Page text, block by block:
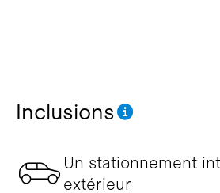
Inclusions
Un stationnement
extérieur